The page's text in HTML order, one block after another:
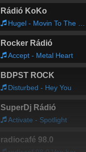
Rádió KoKo
Hugel - Movin To The Sun 2026
Rocker Rádió
Accept - Metal Heart
BDPST ROCK
Disturbed - Hey You
SuperDj Rádió
Activate - Spotlight
radiocafé 98.0